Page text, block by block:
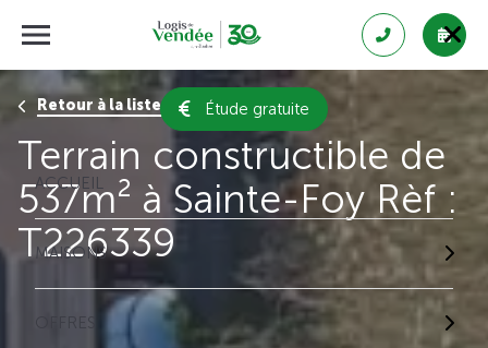
Étude gratuite
ACCUEIL
MAISONS
OFFRES
Retour à la liste des résultats
Terrain constructible de
537m² à Sainte-Foy Rèf :
T226339